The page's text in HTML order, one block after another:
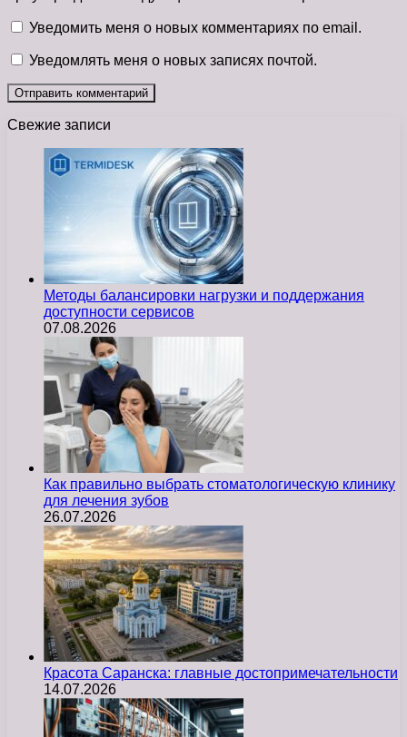
Уведомить меня о новых комментариях по email.
Уведомлять меня о новых записях почтой.
Свежие записи
Методы балансировки нагрузки и поддержания
доступности сервисов
07.08.2026
Как правильно выбрать стоматологическую клинику
для лечения зубов
26.07.2026
Красота Саранска: главные достопримечательности
14.07.2026